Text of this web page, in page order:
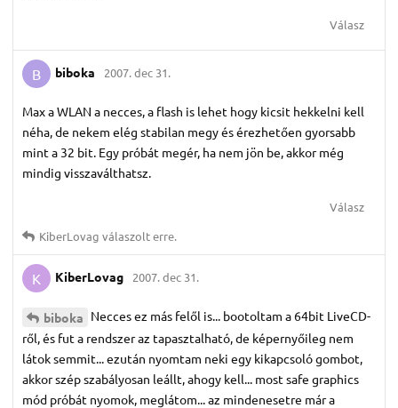
Válasz
B biboka 2007. dec 31.
Max a WLAN a necces, a flash is lehet hogy kicsit hekkelni kell
néha, de nekem elég stabilan megy és érezhetően gyorsabb
mint a 32 bit. Egy próbát megér, ha nem jön be, akkor még
mindig visszaválthatsz.
Válasz
KiberLovag válaszolt erre.
K KiberLovag 2007. dec 31.
biboka Necces ez más felől is... bootoltam a 64bit LiveCD-
ről, és fut a rendszer az tapasztalható, de képernyőileg nem
látok semmit... ezután nyomtam neki egy kikapcsoló gombot,
akkor szép szabályosan leállt, ahogy kell... most safe graphics
mód próbát nyomok, meglátom... az mindenesetre már a